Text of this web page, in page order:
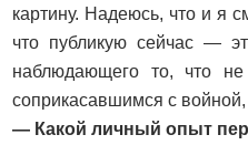
картину. Надеюсь, что и я
что публикую сейчас —
наблюдающего то, что
соприкасавшимся с войной,
— Какой личный опыт